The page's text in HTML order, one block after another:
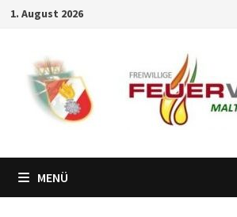
Zum
springen
1. August 2026
MENÜ